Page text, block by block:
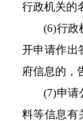
行政机关的
(6)行政
开申请作出
府信息的，
(7)申请
料等信息有